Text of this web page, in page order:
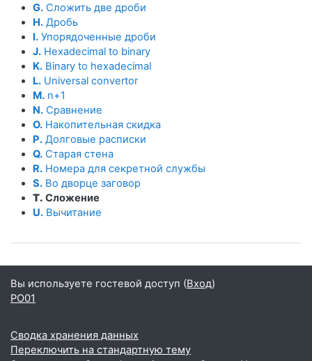
G. Сложить две дроби
H. Дробь
I. Упорядоченные дроби
J. Hexadecimal to binary
K. Binary to hexadecimal
L. Universal convertor
M. n+1
N. Сравнение
O. Накопительная скидка
P. Долговые расписки
Q. Старая стена
R. Номера для секретной службы
S. Во дворце заговор
T. Сложение
U. Вычитание
Вы используете гостевой доступ (Вход)
PO01
Сводка хранения данных
Переключить на стандартную тему